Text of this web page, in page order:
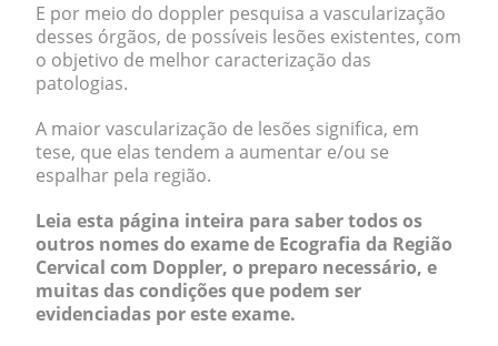
E por meio do doppler pesquisa a vascularização
desses órgãos, de possíveis lesões existentes, com
o objetivo de melhor caracterização das
patologias.
A maior vascularização de lesões significa, em
tese, que elas tendem a aumentar e/ou se
espalhar pela região.
Leia esta página inteira para saber todos os
outros nomes do exame de Ecografia da Região
Cervical com Doppler, o preparo necessário, e
muitas das condições que podem ser
evidenciadas por este exame.